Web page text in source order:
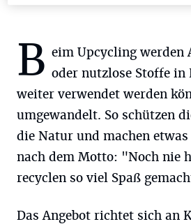
B eim Upcycling werden
oder nutzlose Stoffe in
weiter verwendet werden
umgewandelt. So schützen
die Natur und machen
nach dem Motto: "Noch nie
recyclen so viel Spaß
Das Angebot richtet sich an